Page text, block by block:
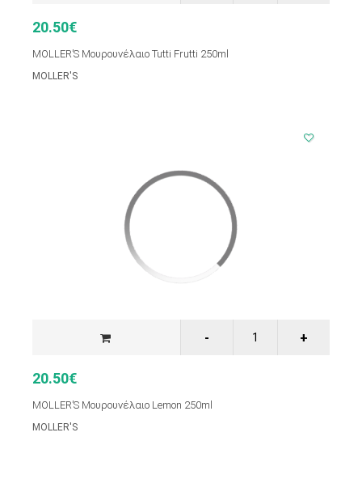
20.50€
MOLLER’S Μουρουνέλαιο Tutti Frutti 250ml
MOLLER'S
20.50€
MOLLER’S Μουρουνέλαιο Lemon 250ml
MOLLER'S